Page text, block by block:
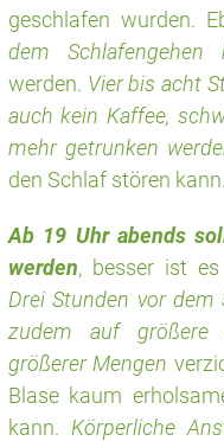
geschlafen wurden.
dem Schlafengehen
werden. Vier bis acht
auch kein Kaffee,
mehr getrunken
den Schlaf stören kann.
Ab 19 Uhr abends
werden, besser ist
Drei Stunden vor dem
zudem auf größere
größerer Mengen
Blase kaum
kann. Körperliche